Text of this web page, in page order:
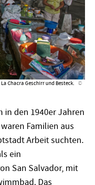
Chacra Geschirr und Besteck.
in den 1940er Jahren
Familien aus
Arbeit suchten.
ein
San Salvador, mit
Das